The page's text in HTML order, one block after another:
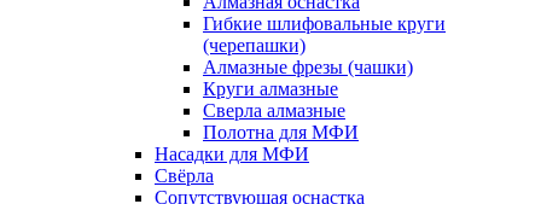
Гибкие шлифовальные круги
(черепашки)
Алмазные фрезы (чашки)
Круги алмазные
Сверла алмазные
Полотна для МФИ
Насадки для МФИ
Свёрла
Сопутствующая оснастка